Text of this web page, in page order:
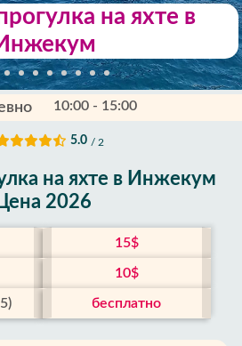
на яхте в
10:00 - 15:00
5.0 / 2
на яхте в Инжекум
2026
15$
10$
бесплатно